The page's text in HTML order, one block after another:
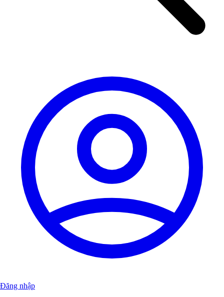
Đăng nhập